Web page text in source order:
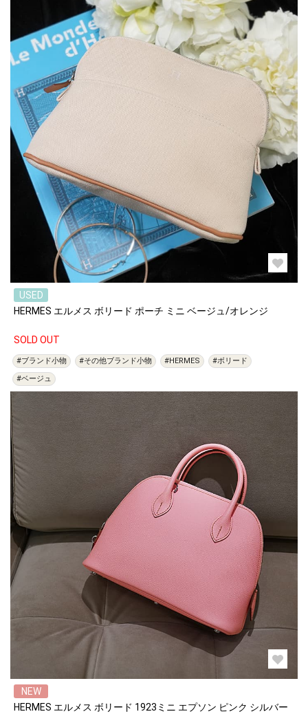
USED
HERMES エルメス ボリード ポーチ ミニ ベージュ/オレンジ
SOLD OUT
#ブランド小物 #その他ブランド小物 #HERMES
#ボリード
#ベージュ
NEW
HERMES エルメス ボリード 1923ミニ エプソン ピンク シルバー